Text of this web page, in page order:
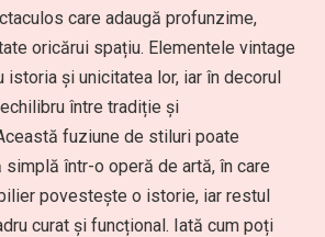
care adaugă profunzime,
oricărui spațiu. Elementele vintage
istoria și unicitatea lor, iar în decorul
între tradiție și
fuziune de stiluri poate
într-o operă de artă, în care
povestește o istorie, iar restul
curat și funcțional. Iată cum poți